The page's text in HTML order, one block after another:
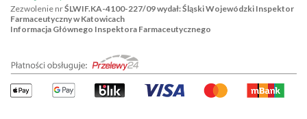
Zezwolenie nrŚLWIF.KA-4100-227/09 wydał: Śląski Wojewódzki Inspektor
Farmaceutyczny w Katowicach
Informacja Głównego Inspektora Farmaceutycznego